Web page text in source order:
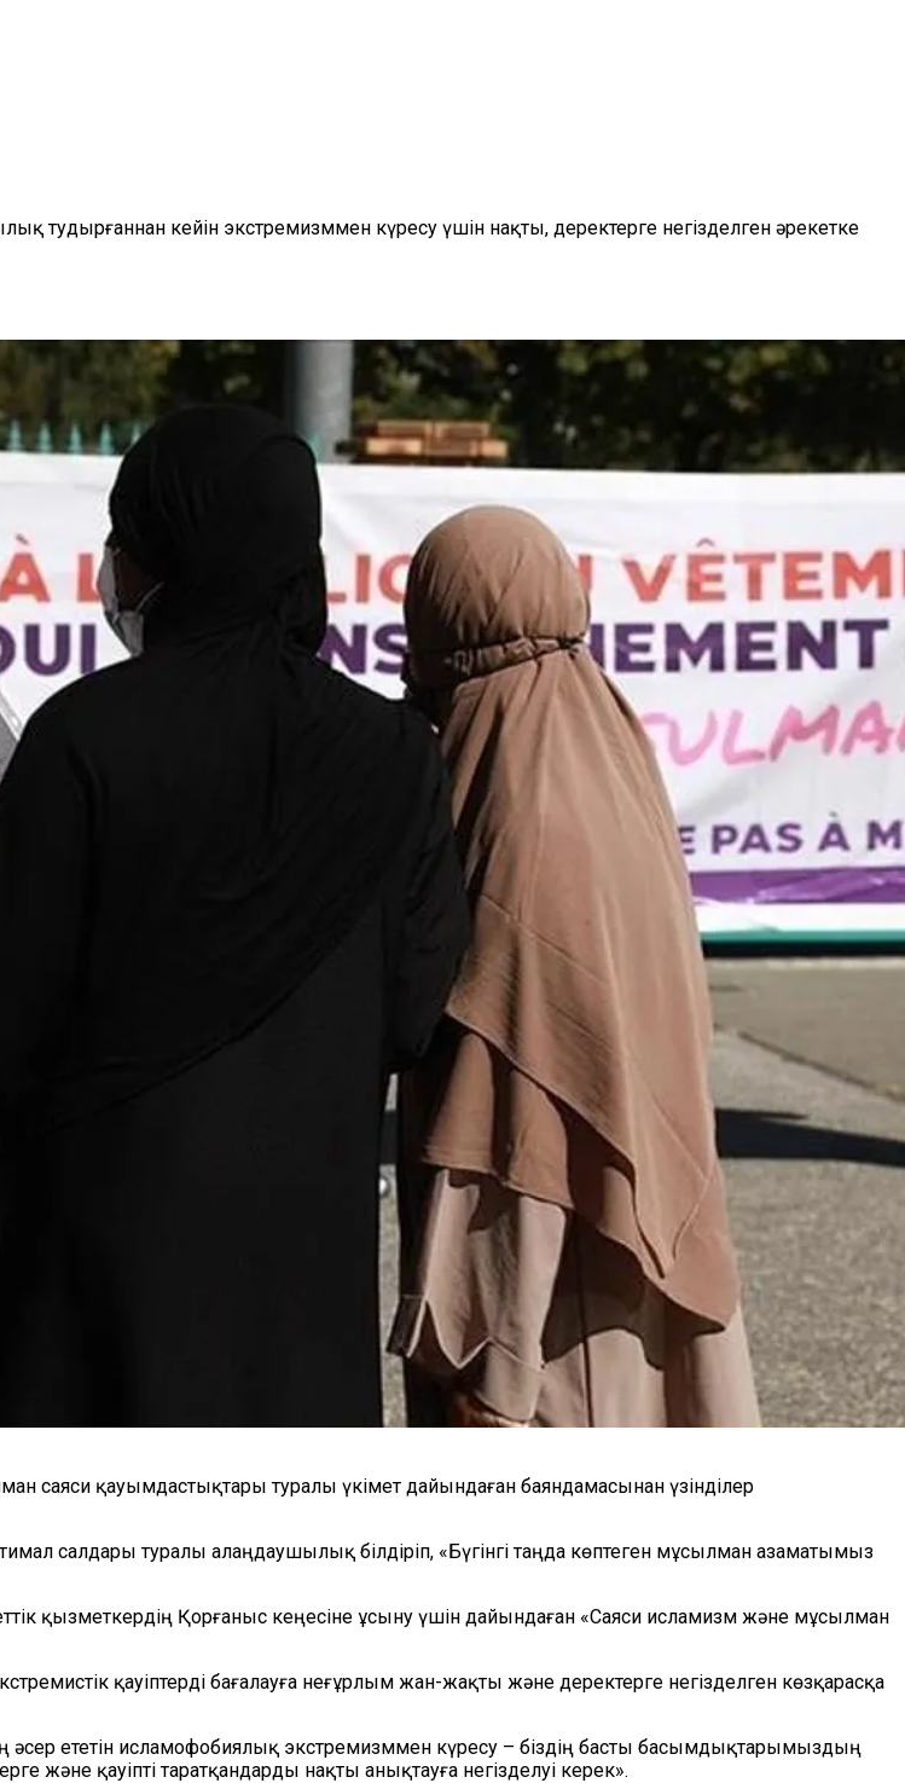
тудырғаннан кейін экстремизммен күресу үшін нақты, деректерге негізделген әрекетке
саяси қауымдастықтары туралы үкімет дайындаған баяндамасынан үзінділер
салдары туралы алаңдаушылық білдіріп, «Бүгінгі таңда көптеген мұсылман азаматымыз
қызметкердің Қорғаныс кеңесіне ұсыну үшін дайындаған «Саяси исламизм және мұсылман
қауіптерді бағалауға неғұрлым жан-жақты және деректерге негізделген көзқарасқа
ететін исламофобиялық экстремизммен күресу – біздің басты басымдықтарымыздың
және қауіпті таратқандарды нақты анықтауға негізделуі керек».